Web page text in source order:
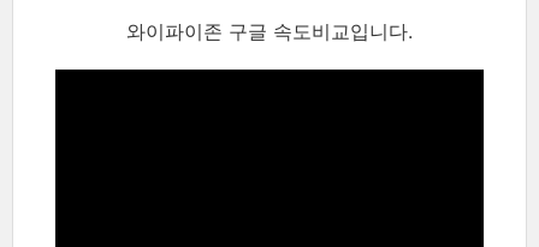
와이파이존 구글 속도비교입니다.